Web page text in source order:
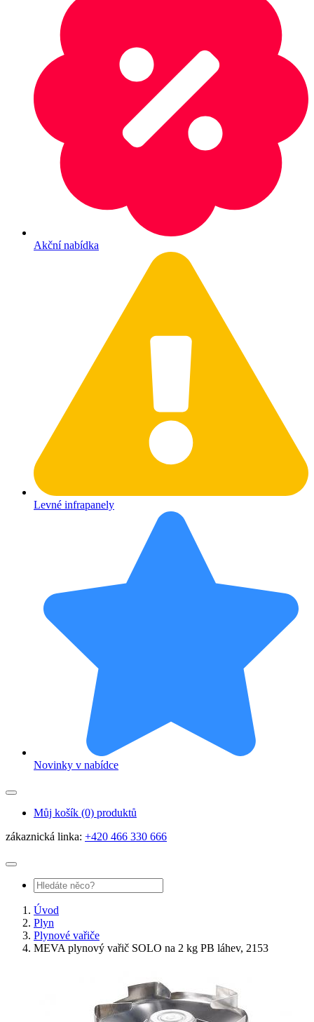
Akční nabídka
Levné infrapanely
Novinky v nabídce
Můj košík (0) produktů
zákaznická linka: +420 466 330 666
Úvod
Plyn
Plynové vařiče
MEVA plynový vařič SOLO na 2 kg PB láhev, 2153